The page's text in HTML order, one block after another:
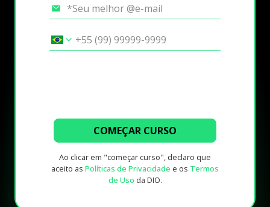
COMEÇAR CURSO
Ao clicar em "começar curso", declaro que
aceito as Políticas de Privacidade e os Termos
de Uso da DIO.